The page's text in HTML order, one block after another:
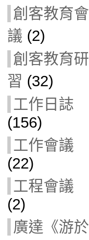
創客教育會
議 (2)
創客教育研
習 (32)
工作日誌
(156)
工作會議
(22)
工程會議
(2)
廣達《游於